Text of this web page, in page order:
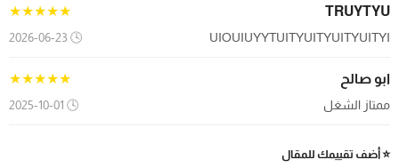
TRUYTYU
★★★★★
UIOUIUYYTUITYUITYUITYUITYI
🕓 2026-06-23
ابو صالح ★★★★★
ممتاز الشغل 🕓 2025-10-01
⭐ أضف تقييمك للمقال